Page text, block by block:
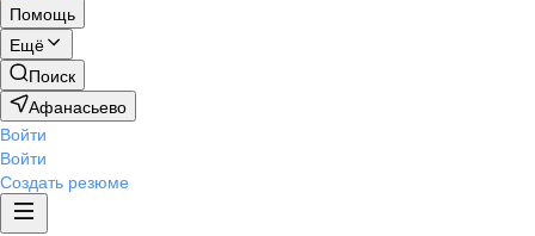
Помощь
Ещё
Поиск
Афанасьево
Войти
Войти
Создать резюме